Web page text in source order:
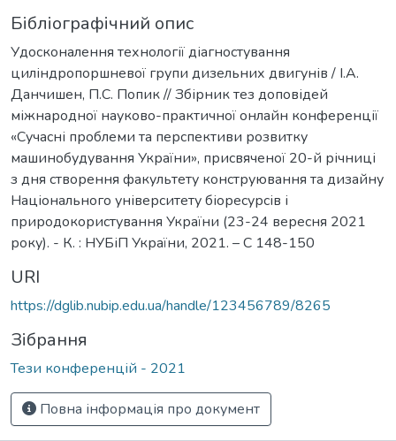
Бібліографічний опис
Удосконалення технології діагностування
циліндропоршневої групи дизельних двигунів / І.А.
Данчишен, П.С. Попик // Збірник тез доповідей
міжнародної науково-практичної онлайн конференції
«Сучасні проблеми та перспективи розвитку
машинобудування України», присвяченої 20-й річниці
з дня створення факультету конструювання та дизайну
Національного університету біоресурсів і
природокористування України (23-24 вересня 2021
року). - К. : НУБіП України, 2021. – С 148-150
URI
https://dglib.nubip.edu.ua/handle/123456789/8265
Зібрання
Тези конференцій - 2021
Повна інформація про документ